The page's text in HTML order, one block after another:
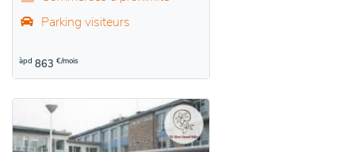
Parking visiteurs
àpd 863 €/mois